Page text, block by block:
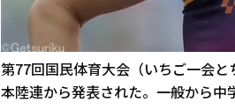
第77回国民体育大会（いちご一会
本陸連から発表された。一般から中